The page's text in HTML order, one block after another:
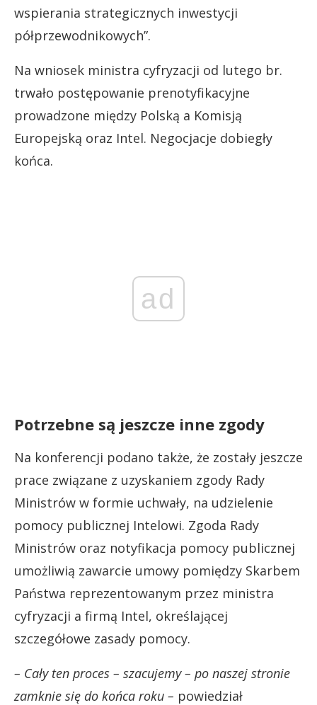
wspierania strategicznych inwestycji
półprzewodnikowych”.
Na wniosek ministra cyfryzacji od lutego br.
trwało postępowanie prenotyfikacyjne
prowadzone między Polską a Komisją
Europejską oraz Intel. Negocjacje dobiegły
końca.
ad
Potrzebne są jeszcze inne zgody
Na konferencji podano także, że zostały jeszcze
prace związane z uzyskaniem zgody Rady
Ministrów w formie uchwały, na udzielenie
pomocy publicznej Intelowi. Zgoda Rady
Ministrów oraz notyfikacja pomocy publicznej
umożliwią zawarcie umowy pomiędzy Skarbem
Państwa reprezentowanym przez ministra
cyfryzacji a firmą Intel, określającej
szczegółowe zasady pomocy.
– Cały ten proces – szacujemy – po naszej stronie
zamknie się do końca roku – powiedział